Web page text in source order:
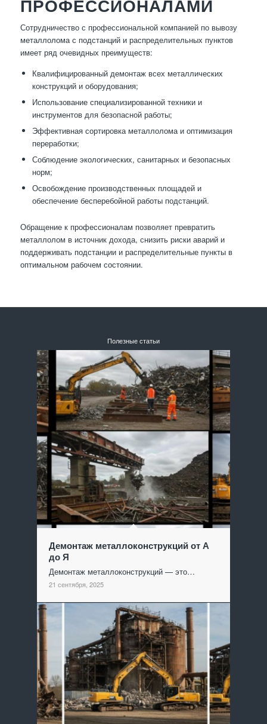
ПРОФЕССИОНАЛАМИ
Сотрудничество с профессиональной компанией по вывозу
металлолома с подстанций и распределительных пунктов
имеет ряд очевидных преимуществ:
Квалифицированный демонтаж всех металлических
конструкций и оборудования;
Использование специализированной техники и
инструментов для безопасной работы;
Эффективная сортировка металлолома и оптимизация
переработки;
Соблюдение экологических, санитарных и безопасных
норм;
Освобождение производственных площадей и
обеспечение бесперебойной работы подстанций.
Обращение к профессионалам позволяет превратить
металлолом в источник дохода, снизить риски аварий и
поддерживать подстанции и распределительные пункты в
оптимальном рабочем состоянии.
Полезные статьи
Демонтаж металлоконструкций от А
до Я
Демонтаж металлоконструкций — это…
21 сентября, 2025